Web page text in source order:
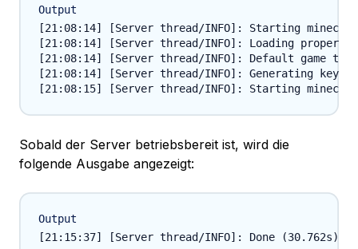
Output
[21:08:14] [Server thread/INFO]: Starting
[21:08:14] [Server thread/INFO]: Loading
[21:08:14] [Server thread/INFO]: Default game type:
[21:08:14] [Server thread/INFO]: Generating
Sobald der Server betriebsbereit ist, wird die
folgende Ausgabe angezeigt:
Output